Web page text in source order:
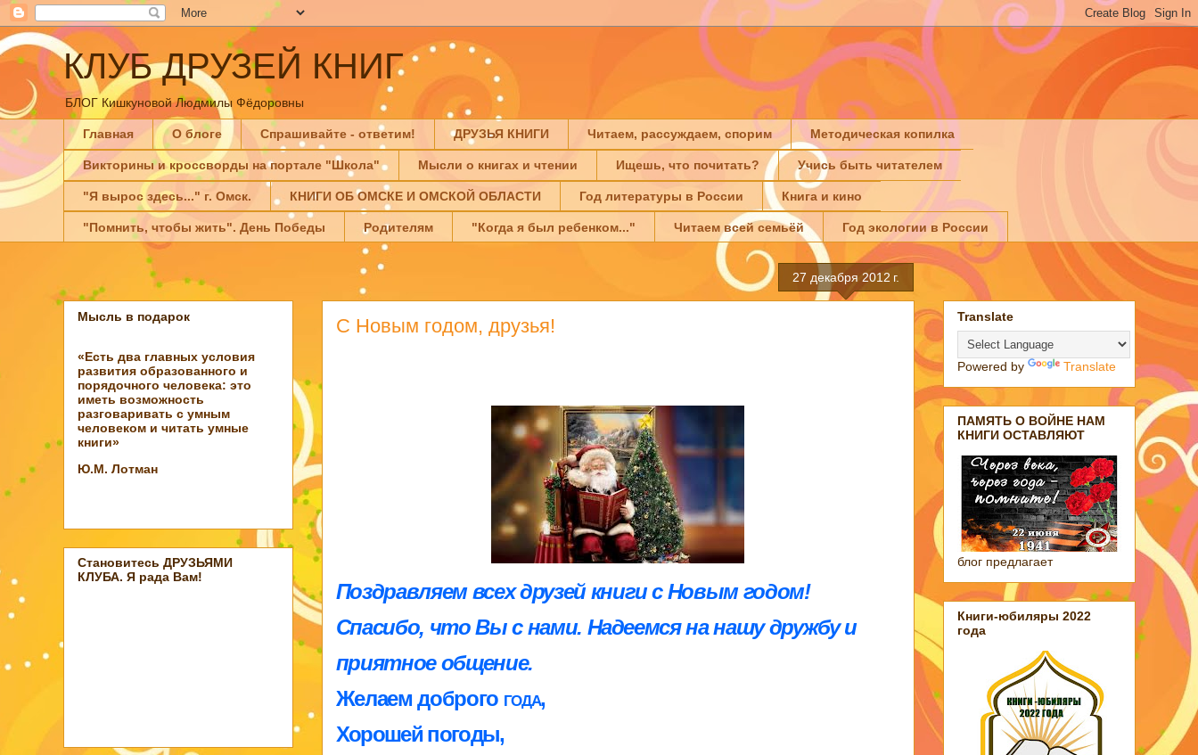
КЛУБ ДРУЗЕЙ КНИГ
БЛОГ Кишкуновой Людмилы Фёдоровны
Главная О блоге Спрашивайте - ответим! ДРУЗЬЯ КНИГИ Читаем, рассуждаем, спорим Методическая копилка
Викторины и кроссворды на портале "Школа" Мысли о книгах и чтении Ищешь, что почитать? Учись быть читателем
"Я вырос здесь..." г. Омск. КНИГИ ОБ ОМСКЕ И ОМСКОЙ ОБЛАСТИ Год литературы в России Книга и кино
"Помнить, чтобы жить". День Победы Родителям "Когда я был ребенком..." Читаем всей семьёй Год экологии в России
27 декабря 2012 г.
С Новым годом, друзья!
Поздравляем всех друзей книги с Новым годом!
Спасибо, что Вы с нами. Надеемся на нашу дружбу и
приятное общение.
Желаем доброго года,
Хорошей погоды,
Мысль в подарок
«Есть два главных условия
развития образованного и
порядочного человека: это
иметь возможность
разговаривать с умным
человеком и читать умные
книги»
Ю.М. Лотман
Становитесь ДРУЗЬЯМИ
КЛУБА. Я рада Вам!
Translate
Powered by Translate
ПАМЯТЬ О ВОЙНЕ НАМ
КНИГИ ОСТАВЛЯЮТ
блог предлагает
Книги-юбиляры 2022
года